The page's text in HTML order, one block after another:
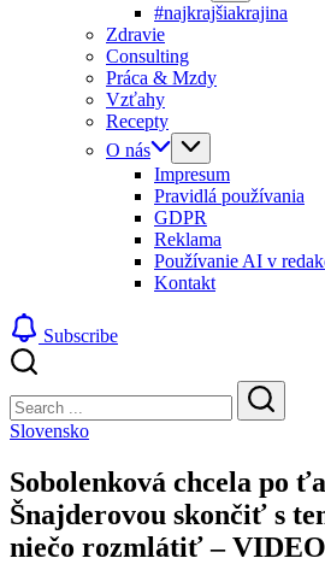
#najkrajšiakrajina
Zdravie
Consulting
Práca & Mzdy
Vzťahy
Recepty
O nás
Impresum
Pravidlá používania
GDPR
Reklama
Používanie AI v
Kontakt
Subscribe
Search
Search
Slovensko
Sobolenková chcela po
Šnajderovou skončiť s
niečo rozmlátiť – VIDEO